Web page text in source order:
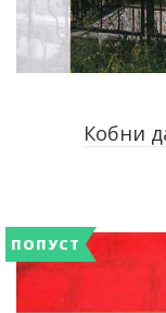
Кобни
ПОПУСТ